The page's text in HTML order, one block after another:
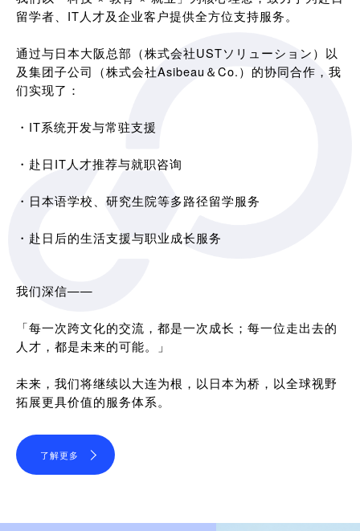
留学者、IT人才及企业客户提供全方位支持服务。
通过与日本大阪总部（株式会社USTソリューション）以
及集团子公司（株式会社Asibeau＆Co.）的协同合作，我
们实现了：
・IT系统开发与常驻支援
・赴日IT人才推荐与就职咨询
・日本语学校、研究生院等多路径留学服务
・赴日后的生活支援与职业成长服务
我们深信——
「每一次跨文化的交流，都是一次成长；每一位走出去的
人才，都是未来的可能。」
未来，我们将继续以大连为根，以日本为桥，以全球视野
拓展更具价值的服务体系。
了解更多